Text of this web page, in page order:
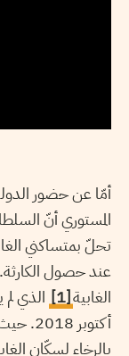
أمّا عن حضور
المستوري أنّ
تحلّ بمتساكني
عند حصول
الغابية[1]
بالرخاء لسكّان